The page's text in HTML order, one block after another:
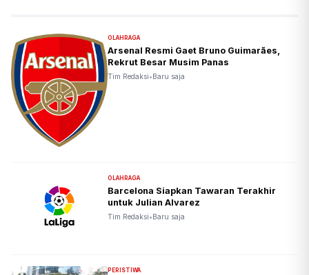
OLAHRAGA
Arsenal Resmi Gaet Bruno Guimarães,
Rekrut Besar Musim Panas
Tim Redaksi• Baru saja
OLAHRAGA
Barcelona Siapkan Tawaran Terakhir
untuk Julian Alvarez
Tim Redaksi• Baru saja
PERISTIWA